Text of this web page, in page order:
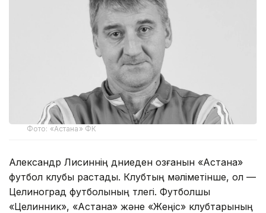
Фото: «Астана» ФК
Александр Лисиннің дүниеден озғанын «Астана»
футбол клубы растады. Клубтың мәліметінше, ол —
Целиноград футболының түлегі. Футболшы
«Целинник», «Астана» және «Жеңіс» клубтарының